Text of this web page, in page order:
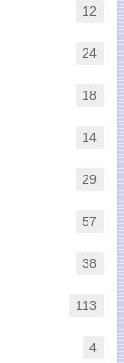
12
24
18
14
29
57
38
113
4